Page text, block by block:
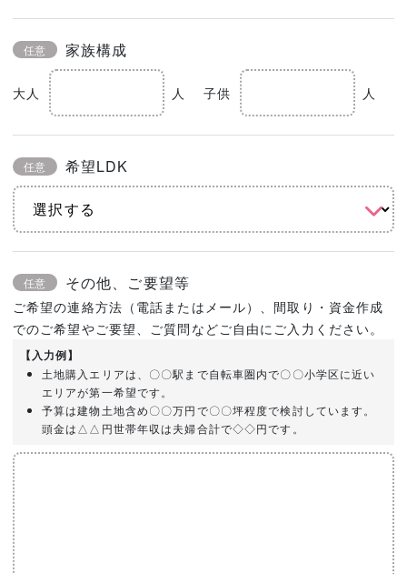
任意 家族構成
大人 人 子供 人
任意 希望LDK
任意 その他、ご要望等
ご希望の連絡方法（電話またはメール）、間取り・資金作成
でのご希望やご要望、ご質問などご自由にご入力ください。
【入力例】
土地購入エリアは、〇〇駅まで自転車圏内で〇〇小学区に近い
エリアが第一希望です。
予算は建物土地含め〇〇万円で〇〇坪程度で検討しています。
頭金は△△円世帯年収は夫婦合計で◇◇円です。